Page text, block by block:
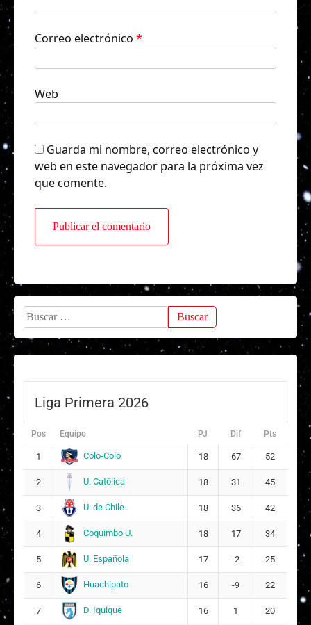
Correo electrónico *
Web
Guarda mi nombre, correo electrónico y
web en este navegador para la próxima vez
que comente.
Buscar:
Liga Primera 2026
Pos Equipo PJ Dif Pts
1 Colo-Colo 18 67 52
2 U. Católica 18 31 45
3 U. de Chile 18 36 42
4 Coquimbo U. 18 17 34
5 U. Española 17 -2 25
6 Huachipato 16 -9 22
7 D. Iquique 16 1 20